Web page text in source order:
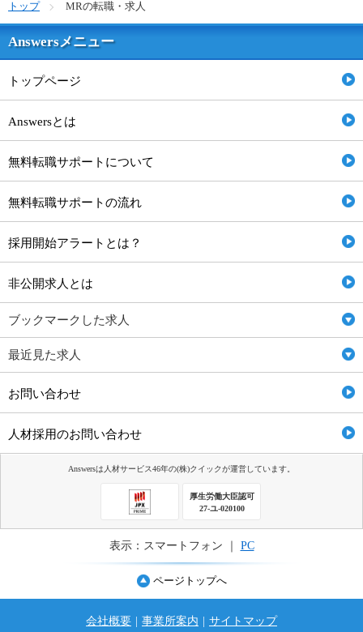
トップ MRの転職・求人
Answersメニュー
トップページ
Answersとは
無料転職サポートについて
無料転職サポートの流れ
採用開始アラートとは？
非公開求人とは
ブックマークした求人
最近見た求人
お問い合わせ
人材採用のお問い合わせ
Answersは人材サービス46年の(株)クイックが運営しています。
厚生労働大臣認可
27-ユ-020100
表示：スマートフォン ｜ PC
ページトップへ
会社概要 | 事業所案内 | サイトマップ